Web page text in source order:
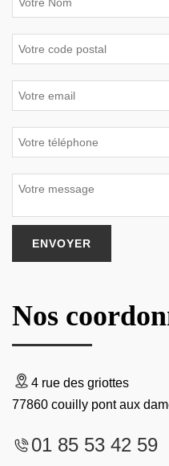
Nos
4 rue des griottes
77860 couilly pont aux
01 85 53 42 59